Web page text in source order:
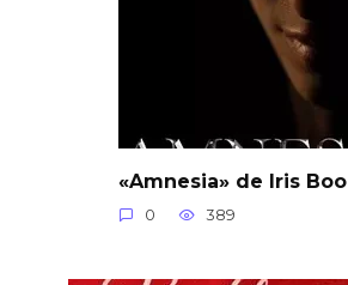
«Amnesia» de Iris Boo
0 389